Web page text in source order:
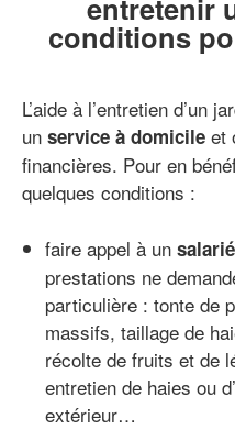
entretenir
conditions
L’aide à l’entretien d’un
un service à domicile et
financières. Pour en
quelques conditions :
faire appel à un
prestations ne
particulière : tonte de
massifs, taillage de
récolte de fruits et de
entretien de haies ou
extérieur…